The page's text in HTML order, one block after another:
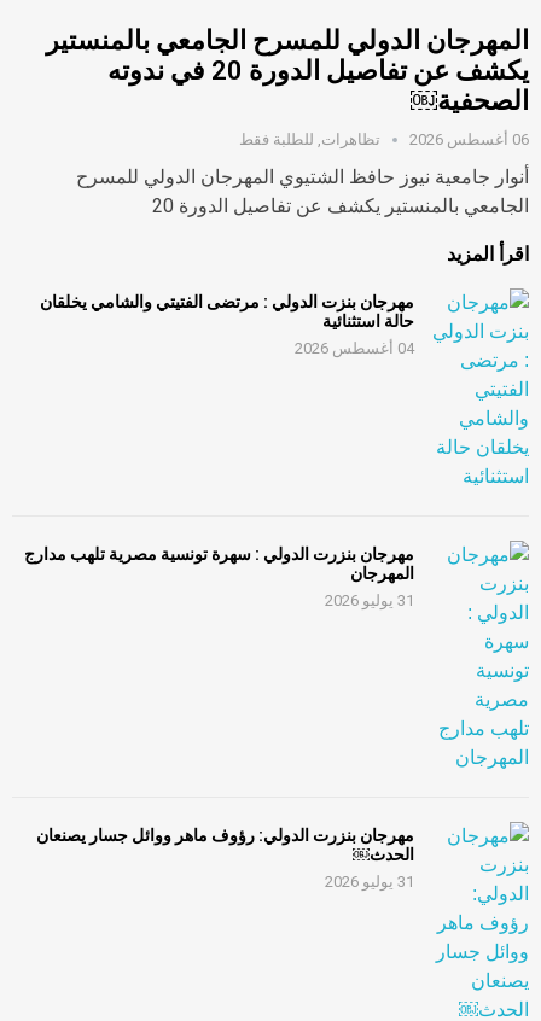
المهرجان الدولي للمسرح الجامعي بالمنستير
يكشف عن تفاصيل الدورة 20 في ندوته
الصحفية￼
06 أغسطس 2026 تظاهرات للطلبة فقط
أنوار جامعية نيوز حافظ الشتيوي المهرجان الدولي للمسرح
الجامعي بالمنستير يكشف عن تفاصيل الدورة 20
اقرأ المزيد
مهرجان بنزت الدولي : مرتضى الفتيتي والشامي يخلقان
حالة استثنائية
04 أغسطس 2026
مهرجان بنزرت الدولي : سهرة تونسية مصرية تلهب مدارج
المهرجان
31 يوليو 2026
مهرجان بنزرت الدولي: رؤوف ماهر ووائل جسار يصنعان
الحدث￼
31 يوليو 2026